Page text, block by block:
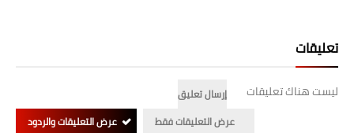
تعليقات
ليست هناك تعليقات
إرسال تعليق
عرض التعليقات فقط
عرض التعليقات والردود